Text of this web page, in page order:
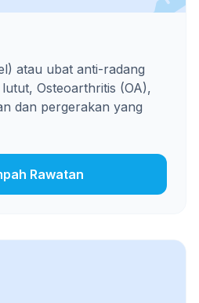
atau ubat anti-radang
Osteoarthritis (OA),
dan pergerakan yang
Rawatan